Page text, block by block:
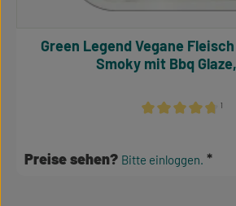
¹
Green Legend Vegane Fleisch Ribs Sweet &
Smoky mit Bbq
Preise sehen? Bitte einloggen.